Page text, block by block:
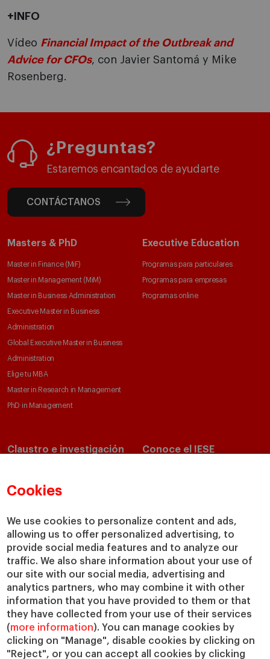
Cookies
We use cookies to personalize content and ads,
allowing us to offer personalized advertising, to
provide social media features and to analyze our
traffic. We also share information about your use of
our site with our social media, advertising and
analytics partners, who may combine it with other
information that you have provided to them or that
they have collected from your use of their services
(more information). You can manage cookies by
clicking on "Manage", disable cookies by clicking on
"Reject", or you can accept all cookies by clicking
+INFO
Vídeo Financial Impact of the Outbreak and
Advice for CFOs, con Javier Santomá y Mike
Rosenberg.
¿Preguntas?
Estaremos encantados de ayudarte
CONTÁCTANOS
Masters & PhD
Master in Finance (MiF)
Master in Management (MiM)
Master in Business Administration
Executive Master in Business
Administration
Global Executive Master in Business
Administration
Elige tu MBA
Master in Research in Management
PhD in Management
Executive Education
Programas para particulares
Programas para empresas
Programas online
Claustro e investigación
Departamentos académicos
Cátedras
IESE Insight
IESE Publishing
Conoce el IESE
Nuestro impacto
Colabora con el IESE
Servicios
Biblioteca
Canal de Compliance
Capellanía
IESE Shop
Jobs @IESE